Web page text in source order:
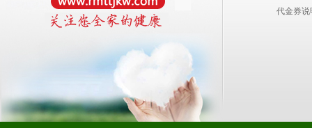
代金券说